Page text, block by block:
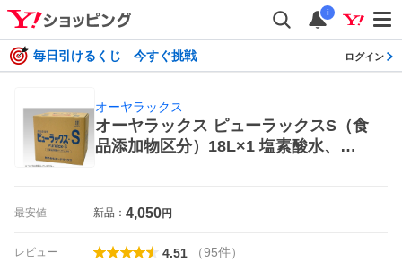
i
毎日引けるくじ 今すぐ挑戦 ログイン
オーヤラックス
オーヤラックス ピューラックスS（食
品添加物区分）18L×1 塩素酸水、除
最安値 新品： 4,050円
レビュー 4.51 （95件）